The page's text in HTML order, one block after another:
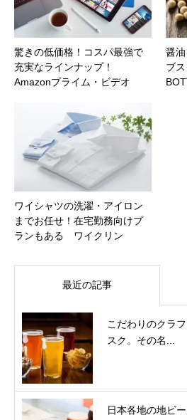
驚きの低価格！コスパ最強で
充実なラインナップ！
Amazonプライム・ビデオ
醤
ブ
ワイシャツの洗濯・アイロン
までお任せ！在宅勤務向けプ
ランもある ワイクリン
最近の記事
こだわりのクラ
スク。その名...
日本各地の地ビ